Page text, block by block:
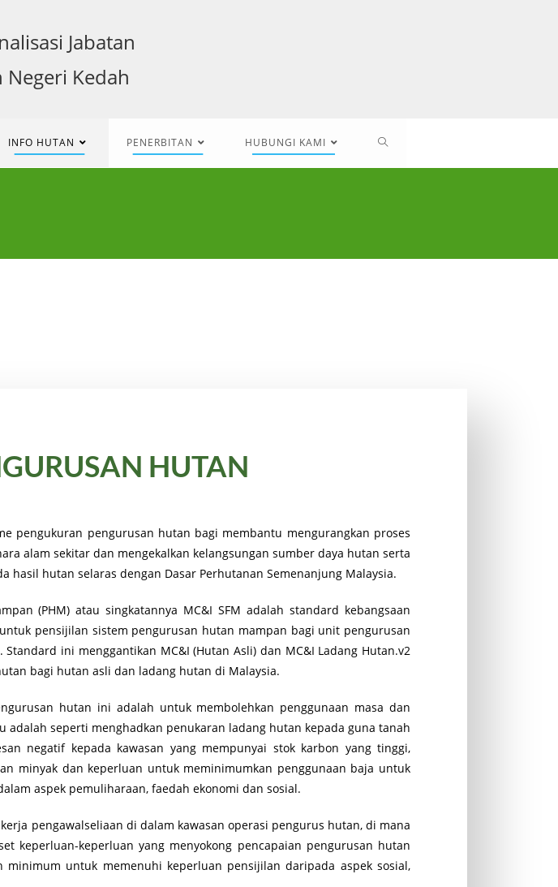
Jabatan
Kedah
INFO HUTAN PENERBITAN HUBUNGI KAMI
HUTAN
pengukuran pengurusan hutan bagi membantu mengurangkan proses
alam sekitar dan mengekalkan kelangsungan sumber daya hutan serta
hutan selaras dengan Dasar Perhutanan Semenanjung Malaysia.
(PHM) atau singkatannya MC&I SFM adalah standard kebangsaan
pensijilan sistem pengurusan hutan mampan bagi unit pengurusan
ini menggantikan MC&I (Hutan Asli) dan MC&I Ladang Hutan.v2
bagi hutan asli dan ladang hutan di Malaysia.
hutan ini adalah untuk membolehkan penggunaan masa dan
seperti menghadkan penukaran ladang hutan kepada guna tanah
negatif kepada kawasan yang mempunyai stok karbon yang tinggi,
minyak dan keperluan untuk meminimumkan penggunaan baja untuk
aspek pemuliharaan, faedah ekonomi dan sosial.
pengawalseliaan di dalam kawasan operasi pengurus hutan, di mana
keperluan-keperluan yang menyokong pencapaian pengurusan hutan
untuk memenuhi keperluan pensijilan daripada aspek sosial,